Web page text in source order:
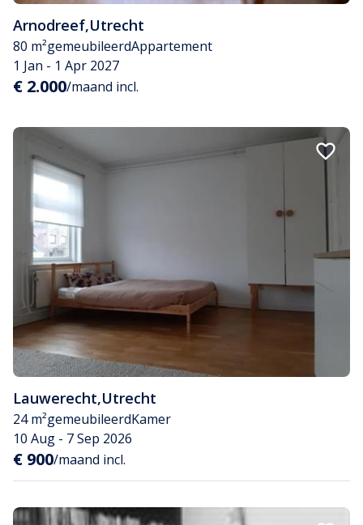
Arnodreef,Utrecht
80 m²gemeubileerdAppartement
1 Jan - 1 Apr 2027
€ 2.000/maand incl.
Lauwerecht,Utrecht
24 m²gemeubileerdKamer
10 Aug - 7 Sep 2026
€ 900/maand incl.